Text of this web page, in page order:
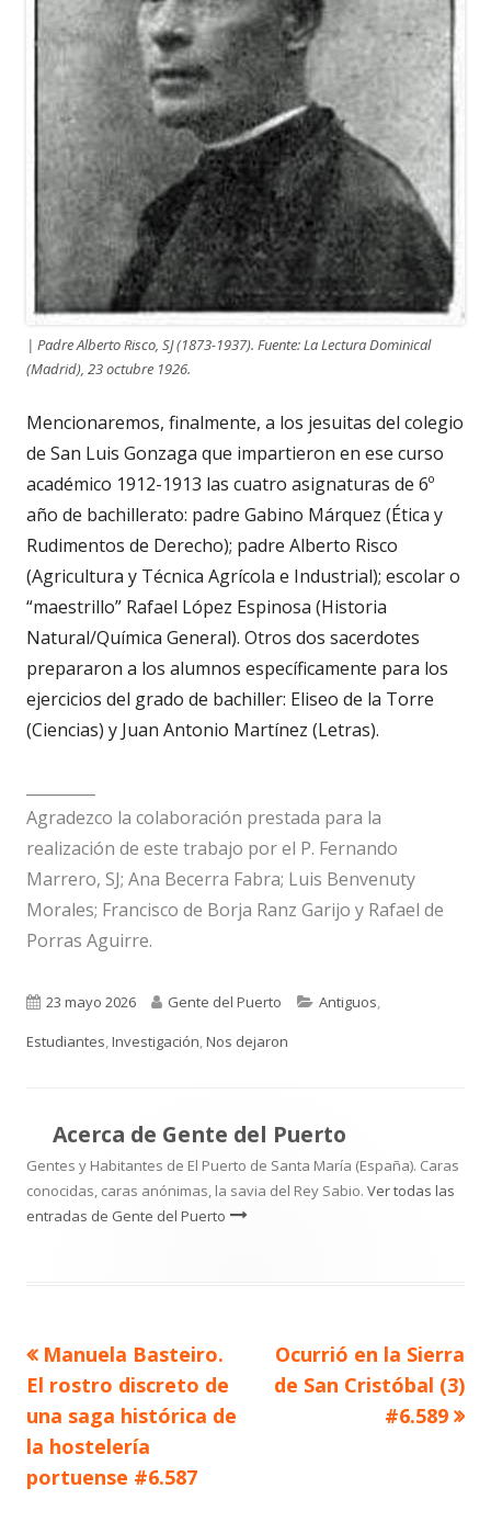
| Padre Alberto Risco, SJ (1873-1937). Fuente: La Lectura Dominical
(Madrid), 23 octubre 1926.
Mencionaremos, finalmente, a los jesuitas del colegio
de San Luis Gonzaga que impartieron en ese curso
académico 1912-1913 las cuatro asignaturas de 6º
año de bachillerato: padre Gabino Márquez (Ética y
Rudimentos de Derecho); padre Alberto Risco
(Agricultura y Técnica Agrícola e Industrial); escolar o
“maestrillo” Rafael López Espinosa (Historia
Natural/Química General). Otros dos sacerdotes
prepararon a los alumnos específicamente para los
ejercicios del grado de bachiller: Eliseo de la Torre
(Ciencias) y Juan Antonio Martínez (Letras).
Agradezco la colaboración prestada para la
realización de este trabajo por el P. Fernando
Marrero, SJ; Ana Becerra Fabra; Luis Benvenuty
Morales; Francisco de Borja Ranz Garijo y Rafael de
Porras Aguirre.
Publicado
el
23 mayo 2026 Autor
Gente del Puerto Categorías
Antiguos
Estudiantes Investigación Nos dejaron
Acerca de Gente del Puerto
Gentes y Habitantes de El Puerto de Santa María (España). Caras
conocidas, caras anónimas, la savia del Rey Sabio. Ver todas las
entradas de Gente del Puerto
Navegación
de
entradas
Artículo
anterior
Manuela Basteiro.
El rostro discreto de
una saga histórica de
la hostelería
portuense #6.587
Artículo
siguiente
Ocurrió en la Sierra
de San Cristóbal (3)
#6.589